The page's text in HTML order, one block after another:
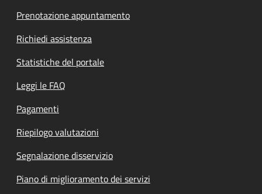
Prenotazione appuntamento
Richiedi assistenza
Statistiche del portale
Leggi le FAQ
Pagamenti
Riepilogo valutazioni
Segnalazione disservizio
Piano di miglioramento dei servizi